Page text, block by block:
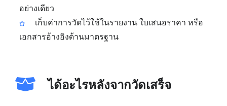
อย่างเดียว
เก็บค่าการวัดไว้ใช้ในรายงาน ใบเสนอราคา หรือ
เอกสารอ้างอิงด้านมาตรฐาน
ได้อะไรหลังจากวัดเสร็จ